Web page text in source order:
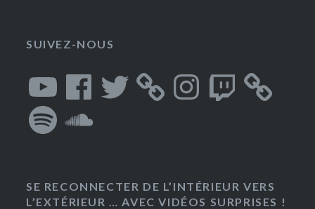
SUIVEZ-NOUS
YouTubeFacebook Twitter InstagramTwitch
Spotify
SE RECONNECTER DE L’INTÉRIEUR VERS
L’EXTÉRIEUR … AVEC VIDÉOS SURPRISES !